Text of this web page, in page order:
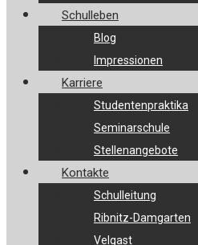
Schulleben
Blog
Impressionen
Karriere
Studentenpraktika
Seminarschule
Stellenangebote
Kontakte
Schulleitung
Ribnitz-Damgarten
Velgast